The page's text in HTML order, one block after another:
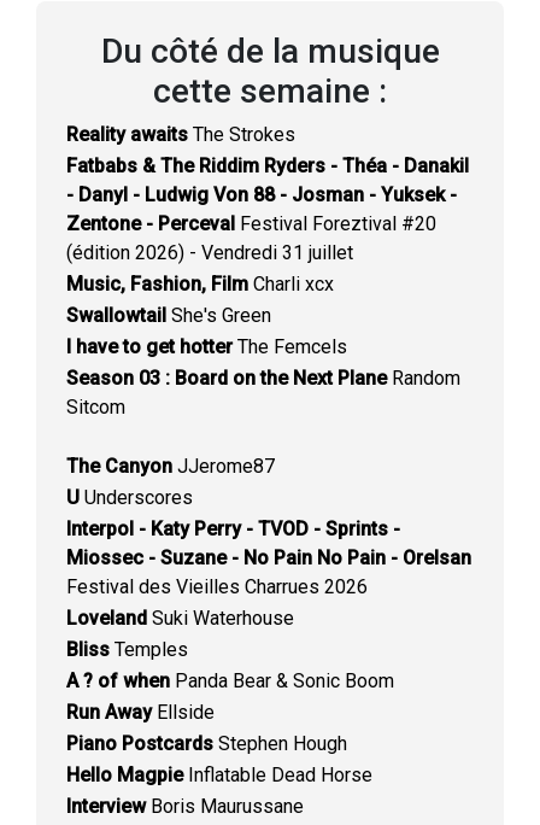
Du côté de la musique
cette semaine :
Reality awaits The Strokes
Fatbabs & The Riddim Ryders - Théa - Danakil
- Danyl - Ludwig Von 88 - Josman - Yuksek -
Zentone - Perceval Festival Foreztival #20
(édition 2026) - Vendredi 31 juillet
Music, Fashion, Film Charli xcx
Swallowtail She's Green
I have to get hotterThe Femcels
Season 03 : Board on the Next PlaneRandom
Sitcom
The Canyon JJerome87
U Underscores
Interpol - Katy Perry - TVOD - Sprints -
Miossec - Suzane - No Pain No Pain - Orelsan
Festival des Vieilles Charrues 2026
Loveland Suki Waterhouse
Bliss Temples
A ? of when Panda Bear & Sonic Boom
Run AwayEllside
Piano Postcards Stephen Hough
Hello MagpieInflatable Dead Horse
InterviewBoris Maurussane